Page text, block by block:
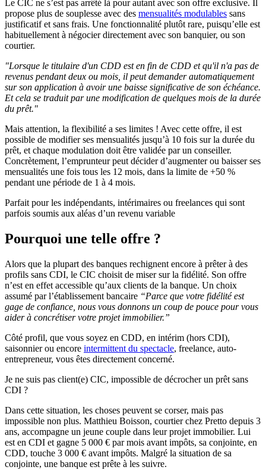
Le CIC ne s’est pas arrêté là pour autant avec son offre exclusive. Il
propose plus de souplesse avec des mensualités modulables sans
justificatif et sans frais. Une fonctionnalité plutôt rare, puisqu’elle est
habituellement à négocier directement avec son banquier, ou son
courtier.
"Lorsque le titulaire d'un CDD est en fin de CDD et qu'il n'a pas de
revenus pendant deux ou mois, il peut demander automatiquement
sur son application à avoir une baisse significative de son échéance.
Et cela se traduit par une modification de quelques mois de la durée
du prêt."
Mais attention, la flexibilité a ses limites ! Avec cette offre, il est
possible de modifier ses mensualités jusqu’à 10 fois sur la durée du
prêt, et chaque modulation doit être validée par un conseiller.
Concrètement, l’emprunteur peut décider d’augmenter ou baisser ses
mensualités une fois tous les 12 mois, dans la limite de +50 %
pendant une période de 1 à 4 mois.
Parfait pour les indépendants, intérimaires ou freelances qui sont
parfois soumis aux aléas d’un revenu variable
Pourquoi une telle offre ?
Alors que la plupart des banques rechignent encore à prêter à des
profils sans CDI, le CIC choisit de miser sur la fidélité. Son offre
n’est en effet accessible qu’aux clients de la banque. Un choix
assumé par l’établissement bancaire “Parce que votre fidélité est
gage de confiance, nous vous donnons un coup de pouce pour vous
aider à concrétiser votre projet immobilier.”
Côté profil, que vous soyez en CDD, en intérim (hors CDI),
saisonnier ou encore intermittent du spectacle, freelance, auto-
entrepreneur, vous êtes directement concerné.
Je ne suis pas client(e) CIC, impossible de décrocher un prêt sans
CDI ?
Dans cette situation, les choses peuvent se corser, mais pas
impossible non plus. Matthieu Boisson, courtier chez Pretto depuis 3
ans, accompagne un jeune couple dans leur projet immobilier. Lui
est en CDI et gagne 5 000 € par mois avant impôts, sa conjointe, en
CDD, touche 3 000 € avant impôts. Malgré la situation de sa
conjointe, une banque est prête à les suivre.